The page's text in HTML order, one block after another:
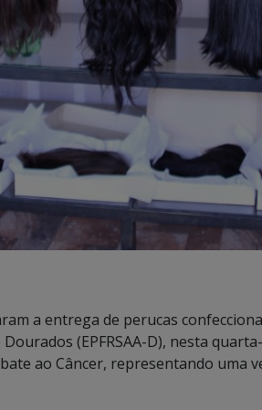
a entrega de perucas
(EPFRSAA-D), nesta
ao Câncer, representando uma